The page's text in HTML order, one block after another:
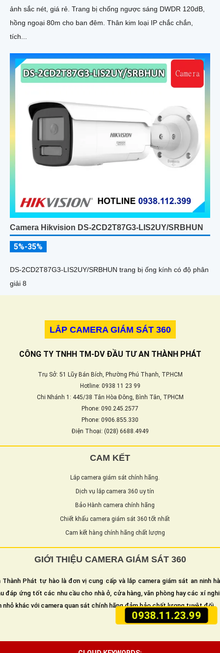
0938.11.23.99
ảnh sắc nét, giá rẻ. Trang bị chống ngược sáng DWDR 120dB,
hồng ngoại 80m cho ban đêm. Thân kim loại IP chắc chắn,
tích...
Camera Hikvision DS-2CD2T87G3-LIS2UY/SRBHUN
5%-35%
DS-2CD2T87G3-LIS2UY/SRBHUN trang bị ống kính có độ phân
giải 8
LẮP CAMERA GIÁM SÁT 360
CÔNG TY TNHH TM-DV ĐẦU TƯ AN THÀNH PHÁT
Trụ Sở: 51 Lũy Bán Bích, Phường Phú Thạnh, TP.HCM
Hotline: 0938 11 23 99
Chi Nhánh 1: 445/38 Tân Hòa Đông, Bình Tân, TPHCM
Phone: 090.245.2577
Phone: 0906.855.330
Điện Thoại: (028) 6688.4949
CAM KẾT
Lắp camera giám sát chính hãng.
Dịch vụ lắp camera 360 uy tín
Bảo Hành camera chính hãng
Chiết khấu camera giám sát 360 tốt nhất
Cam kết hàng chính hãng chất lượng
GIỚI THIỆU CAMERA GIÁM SÁT 360
Thành Phát tự hào là đơn vị cung cấp và lắp camera giám sát an ninh
đáp ứng tốt các nhu cầu cho nhà ở, cửa hàng, văn phòng hay các xí
nhỏ khác với camera quan sát chính hãng đảm bảo chất lượng tuyệt đối.